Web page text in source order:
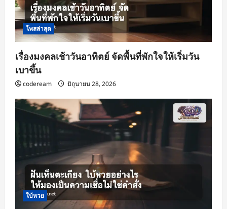
โพสล่าสุด
เรื่องมงคลเช้าวันอาทิตย์ จัดพื้นที่พักใจให้เริ่มวัน
เบาขึ้น
codeream มิถุนายน 28, 2026
ใบ้หวย